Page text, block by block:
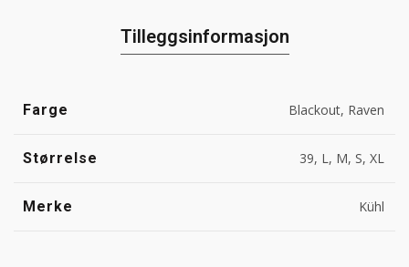
Tilleggsinformasjon
Farge Blackout, Raven
Størrelse 39, L, M, S, XL
Merke Kühl